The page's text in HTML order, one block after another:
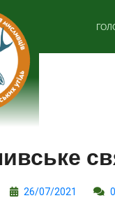
26/07/2021